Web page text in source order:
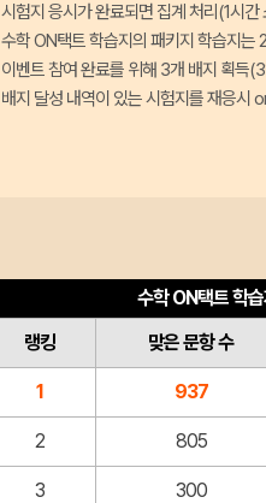
시험지 응시가 완료되면 집계 처리(1시
수학 ON택트 학습지의 패키지 학습지는
이벤트 참여 완료를 위해 3개 배지 획득
배지 달성 내역이 있는 시험지를 재응시
수학 ON택트 학습
랭킹
맞은 문항 수
1 937
2 805
3 300